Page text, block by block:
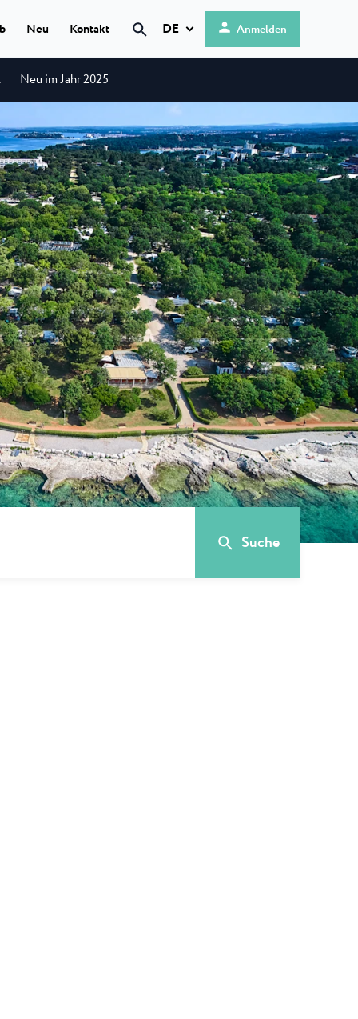
★ ★
★ ★
direkt am
Camp
in einer...
der
FKK-
und ...
Neu Kontakt DE
Deutsch
Italiano
Nederlands
Slovenščina
Anmelden
Neu im Jahr 2025
Suche